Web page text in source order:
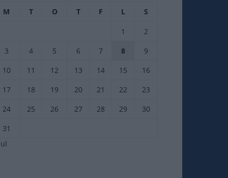
M T O T F L S
1
2
3
4 5 6 7 8
9
10
11 12 13 14 15
16
17
18 19 20 21 22
23
24
25 26 27 28 29
30
31